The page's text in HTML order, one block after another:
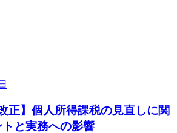
正】個人所得課税の見直しに関
と実務への影響